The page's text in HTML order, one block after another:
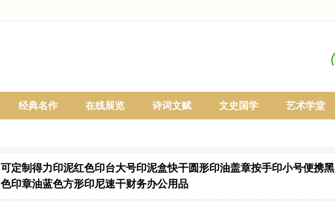
经典名作 在线展览 诗词文赋 文史国学 艺术学堂
可定制得力印泥红色印台大号印泥盒快干圆形印油盖章按手印小号便携黑
色印章油蓝色方形印尼速干财务办公用品